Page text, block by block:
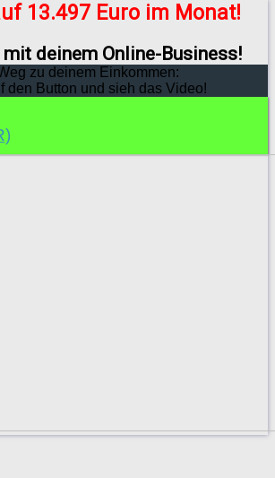
13.497 Euro im Monat!
deinem Online-Business!
zu deinem Einkommen:
den Button und sieh das Video!